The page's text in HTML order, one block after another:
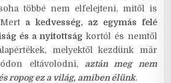
többé nem elfelejteni, mitől is
a kedvesség, az egymás felé
és a nyitottság kortól és nemtől
melyektől kezdünk már
eltávolodni, aztán meg nem
ropog ez a világ, amiben élünk.